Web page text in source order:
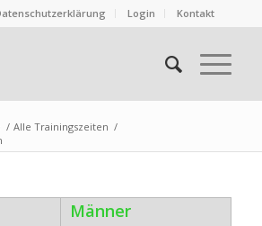
Login Kontakt
/ Alle Trainingszeiten /
Männer